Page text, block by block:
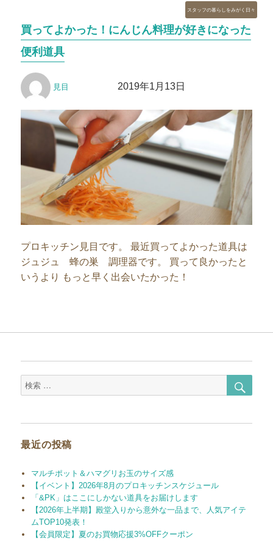
買ってよかった！にんじん料理が好きになった
便利道具
稿見目 2019年1月13日
カ
テ
ゴ
スタッフの暮らしをみがく日々
プロキッチン見目です。 最近買ってよかった道具は
ジュジュ 蜂の巣 調理器です。 買って良かったと
いうより もっと早く出会いたかった！
検
索
索
最近の投稿
マルチポット＆ハマグリお玉のサイズ感
【イベント】2026年8月のプロキッチンスケジュール
「&PK」はここにしかない道具をお届けします
【2026年上半期】殿堂入りから意外な一品まで、人気アイテ
ムTOP10発表！
【会員限定】夏のお買物応援3%OFFクーポン